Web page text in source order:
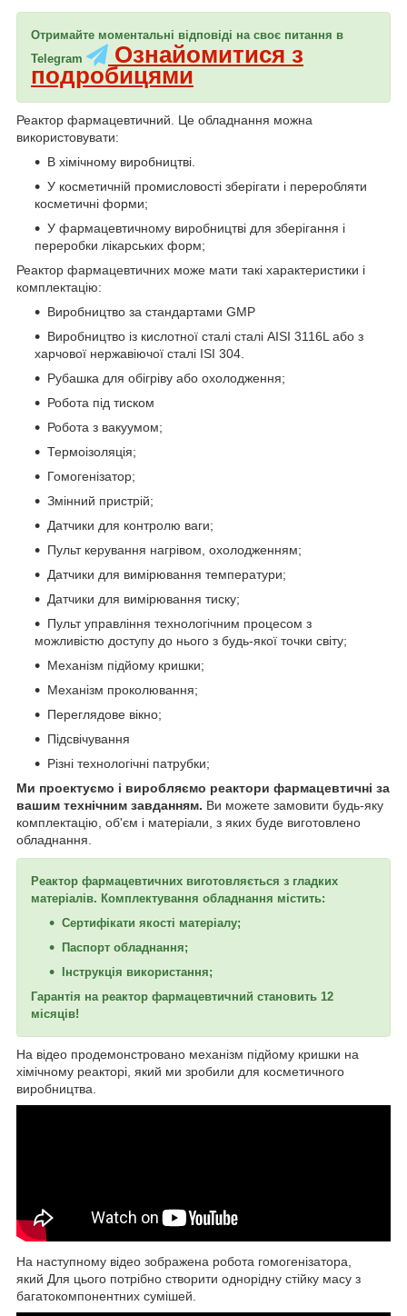
Отримайте моментальні відповіді на своє питання в
Telegram
Ознайомитися з
подробицями
Реактор фармацевтичний. Це обладнання можна
використовувати:
В хімічному виробництві.
У косметичній промисловості зберігати і переробляти
косметичні форми;
У фармацевтичному виробництві для зберігання і
переробки лікарських форм;
Реактор фармацевтичних може мати такі характеристики і
комплектацію:
Виробництво за стандартами GMP
Виробництво із кислотної сталі сталі AISI 3116L або з
харчової нержавіючої сталі ISI 304.
Рубашка для обігріву або охолодження;
Робота під тиском
Робота з вакуумом;
Термоізоляція;
Гомогенізатор;
Змінний пристрій;
Датчики для контролю ваги;
Пульт керування нагрівом, охолодженням;
Датчики для вимірювання температури;
Датчики для вимірювання тиску;
Пульт управління технологічним процесом з
можливістю доступу до нього з будь-якої точки світу;
Механізм підйому кришки;
Механізм проколювання;
Переглядове вікно;
Підсвічування
Різні технологічні патрубки;
Ми проектуємо і виробляємо реактори фармацевтичні за
вашим технічним завданням. Ви можете замовити будь-яку
комплектацію, об'єм і матеріали, з яких буде виготовлено
обладнання.
Реактор фармацевтичних виготовляється з гладких
матеріалів. Комплектування обладнання містить:
Сертифікати якості матеріалу;
Паспорт обладнання;
Інструкція використання;
Гарантія на реактор фармацевтичний становить 12
місяців!
На відео продемонстровано механізм підйому кришки на
хімічному реакторі, який ми зробили для косметичного
виробництва.
На наступному відео зображена робота гомогенізатора,
який Для цього потрібно створити однорідну стійку масу з
багатокомпонентних сумішей.